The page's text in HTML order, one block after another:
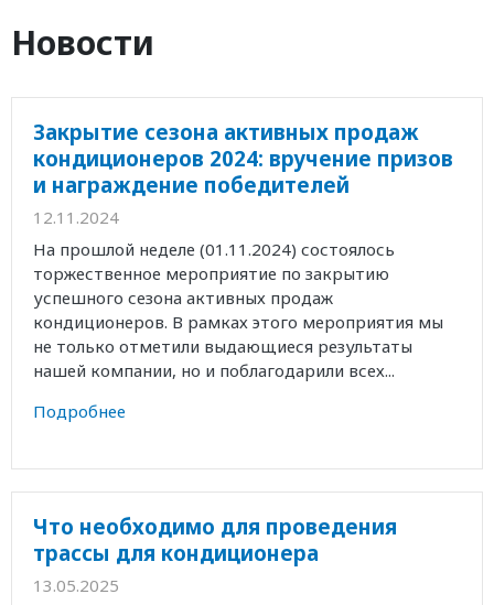
Новости
Закрытие сезона активных продаж
кондиционеров 2024: вручение призов
и награждение победителей
12.11.2024
На прошлой неделе (01.11.2024) состоялось
торжественное мероприятие по закрытию
успешного сезона активных продаж
кондиционеров. В рамках этого мероприятия мы
не только отметили выдающиеся результаты
нашей компании, но и поблагодарили всех...
Подробнее
Что необходимо для проведения
трассы для кондиционера
13.05.2025